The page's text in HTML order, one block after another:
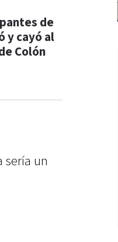
de
y cayó al
Colón
sería un